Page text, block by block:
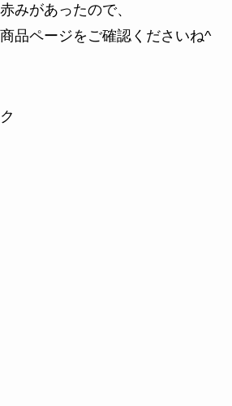
みがあったので、
品ページをご確認くださいね^